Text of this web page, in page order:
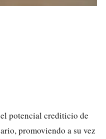
potencial crediticio de
promoviendo a su vez